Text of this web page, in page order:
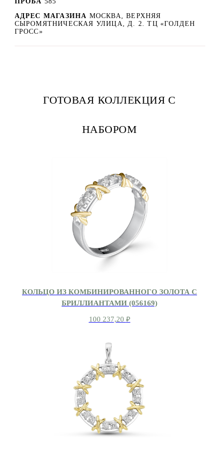
АДРЕС МАГАЗИНА МОСКВА, ВЕРХНЯЯ
СЫРОМЯТНИЧЕСКАЯ УЛИЦА, Д. 2. ТЦ «ГОЛДЕН
ГРОСС»
ГОТОВАЯ КОЛЛЕКЦИЯ С
НАБОРОМ
КОЛЬЦО ИЗ КОМБИНИРОВАННОГО ЗОЛОТА С
БРИЛЛИАНТАМИ (056169)
100 237,20 ₽